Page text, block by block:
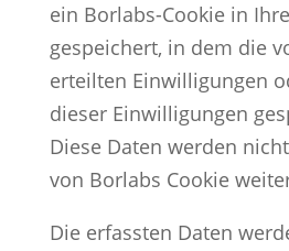
ein Borlabs-Cookie in
gespeichert, in dem die
erteilten Einwilligungen
dieser Einwilligungen
Diese Daten werden
von Borlabs Cookie
Die erfassten Daten